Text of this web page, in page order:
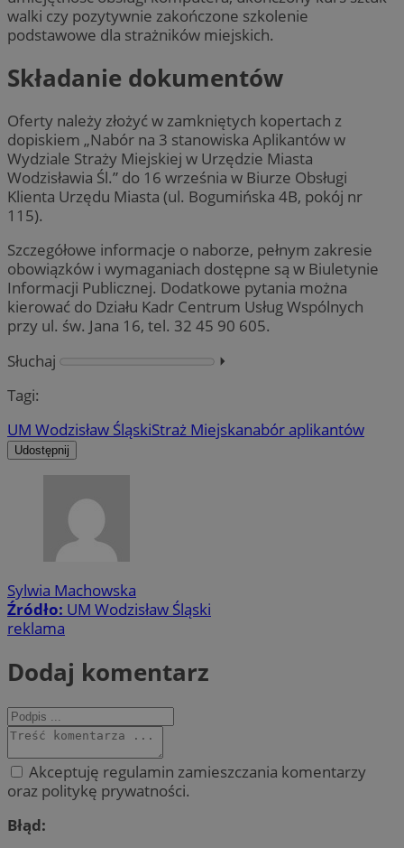
walki czy pozytywnie zakończone szkolenie
podstawowe dla strażników miejskich.
Składanie dokumentów
Oferty należy złożyć w zamkniętych kopertach z
dopiskiem „Nabór na 3 stanowiska Aplikantów w
Wydziale Straży Miejskiej w Urzędzie Miasta
Wodzisławia Śl.” do 16 września w Biurze Obsługi
Klienta Urzędu Miasta (ul. Bogumińska 4B, pokój nr
115).
Szczegółowe informacje o naborze, pełnym zakresie
obowiązków i wymaganiach dostępne są w Biuletynie
Informacji Publicznej. Dodatkowe pytania można
kierować do Działu Kadr Centrum Usług Wspólnych
przy ul. św. Jana 16, tel. 32 45 90 605.
Słuchaj
⏵︎
Tagi:
UM Wodzisław ŚląskiStraż Miejskanabór aplikantów
Udostępnij
Sylwia Machowska
Źródło: UM Wodzisław Śląski
reklama
Dodaj komentarz
Akceptuję regulamin zamieszczania komentarzy
oraz politykę prywatności.
Błąd: